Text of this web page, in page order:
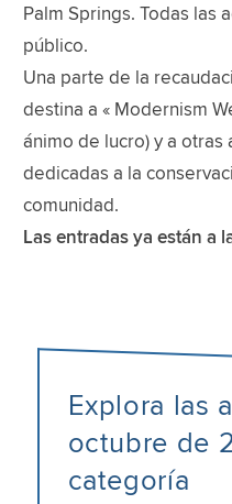
Palm Springs. Todas las
público.
Una parte de la
destina a « Modernism
ánimo de lucro) y a otras
dedicadas a la
comunidad.
Las entradas ya están a
Explora las
octubre de
categoría